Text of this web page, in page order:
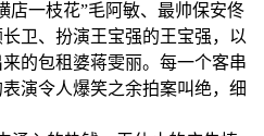
店一枝花”毛阿敏、最帅保安佟
卫、扮演王宝强的王宝强，以
的包租婆蒋雯丽。每一个客串
演令人爆笑之余拍案叫绝，细